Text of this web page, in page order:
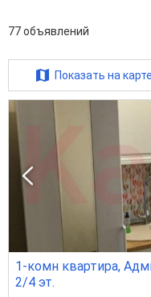
77объявлений
Показать на карте
1-комн квартира,
2/4 эт.